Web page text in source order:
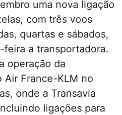
uma nova ligação
com três voos
quartas e sábados,
a transportadora.
operação da
Air France-KLM no
onde a Transavia
ligações para